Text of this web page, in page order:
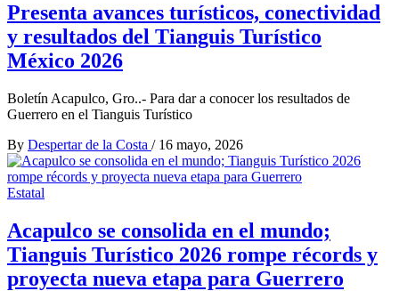
Presenta avances turísticos, conectividad
y resultados del Tianguis Turístico
México 2026
Boletín Acapulco, Gro..- Para dar a conocer los resultados de
Guerrero en el Tianguis Turístico
By Despertar de la Costa / 16 mayo, 2026
Estatal
Acapulco se consolida en el mundo;
Tianguis Turístico 2026 rompe récords y
proyecta nueva etapa para Guerrero